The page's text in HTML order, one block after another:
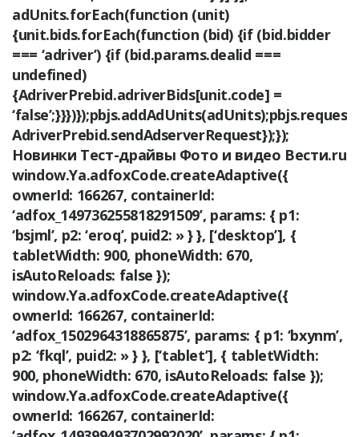
adUnits.forEach(function (unit)
{unit.bids.forEach(function (bid) {if (bid.bidder
=== ‘adriver’) {if (bid.params.dealid ===
undefined)
{AdriverPrebid.adriverBids[unit.code] =
AdriverPrebid.sendAdserverRequest});});
Новинки Тест-драйвы Фото и видео Вести.ru
window.Ya.adfoxCode.createAdaptive({
ownerId: 166267, containerId:
‘adfox_149736255818291509’, params: { p1:
‘bsjml’, p2: ‘eroq’, puid2: » } }, [‘desktop’], {
tabletWidth: 900, phoneWidth: 670,
isAutoReloads: false });
window.Ya.adfoxCode.createAdaptive({
ownerId: 166267, containerId:
‘adfox_1502964318865875’, params: { p1: ‘bxynm’,
p2: ‘fkql’, puid2: » } }, [‘tablet’], { tabletWidth:
900, phoneWidth: 670, isAutoReloads: false });
window.Ya.adfoxCode.createAdaptive({
ownerId: 166267, containerId: